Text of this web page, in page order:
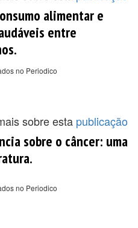
alimentar e
entre
no Periodico
sobre esta publicação
sobre o câncer: uma
no Periodico